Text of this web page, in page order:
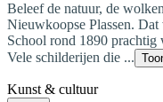
Beleef de natuur, de
Nieuwkoopse Plassen. Dat
School rond 1890 prachtig
Vele schilderijen die ...
Kunst & cultuur